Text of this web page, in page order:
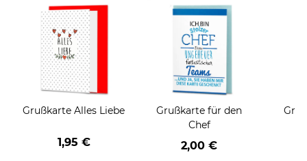
Grußkarte Alles Liebe
1,95 €
Grußkarte für den
Chef
2,00 €